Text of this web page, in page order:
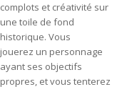
complots et créativité sur
une toile de fond
historique. Vous
jouerez un personnage
ayant ses objectifs
propres, et vous tenterez